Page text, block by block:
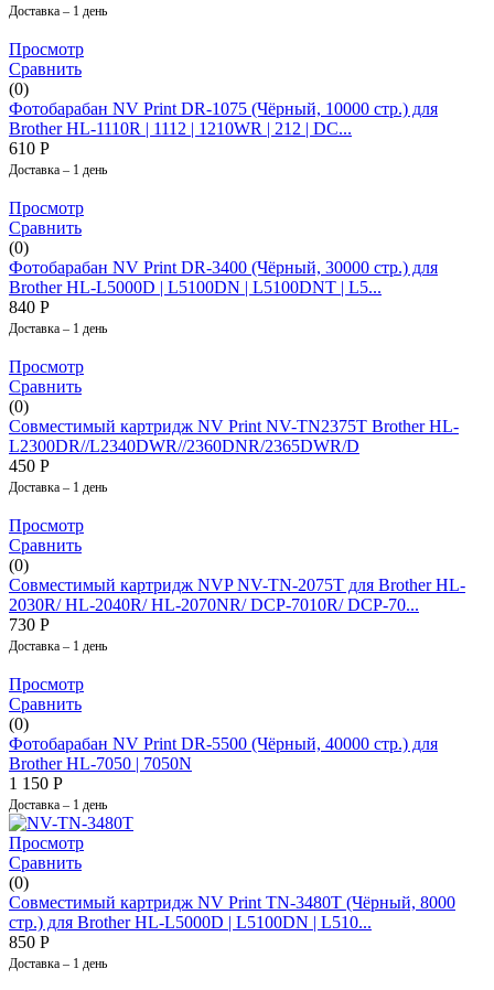
Доставка – 1 день
Просмотр
Сравнить
(0)
Фотобарабан NV Print DR-1075 (Чёрный, 10000 стр.) для
Brother HL-1110R | 1112 | 1210WR | 212 | DC...
610 Р
Доставка – 1 день
Просмотр
Сравнить
(0)
Фотобарабан NV Print DR-3400 (Чёрный, 30000 стр.) для
Brother HL-L5000D | L5100DN | L5100DNT | L5...
840 Р
Доставка – 1 день
Просмотр
Сравнить
(0)
Совместимый картридж NV Print NV-TN2375T Brother HL-
L2300DR//L2340DWR//2360DNR/2365DWR/D
450 Р
Доставка – 1 день
Просмотр
Сравнить
(0)
Совместимый картридж NVP NV-TN-2075T для Brother HL-
2030R/ HL-2040R/ HL-2070NR/ DCP-7010R/ DCP-70...
730 Р
Доставка – 1 день
Просмотр
Сравнить
(0)
Фотобарабан NV Print DR-5500 (Чёрный, 40000 стр.) для
Brother HL-7050 | 7050N
1 150 Р
Доставка – 1 день
Просмотр
Сравнить
(0)
Совместимый картридж NV Print TN-3480T (Чёрный, 8000
стр.) для Brother HL-L5000D | L5100DN | L510...
850 Р
Доставка – 1 день